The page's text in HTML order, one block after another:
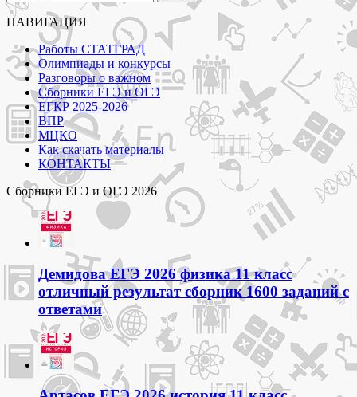
НАВИГАЦИЯ
Работы СТАТГРАД
Олимпиады и конкурсы
Разговоры о важном
Сборники ЕГЭ и ОГЭ
ЕГКР 2025-2026
ВПР
МЦКО
Как скачать материалы
КОНТАКТЫ
Сборники ЕГЭ и ОГЭ 2026
Демидова ЕГЭ 2026 физика 11 класс
отличный результат сборник 1600 заданий с
ответами